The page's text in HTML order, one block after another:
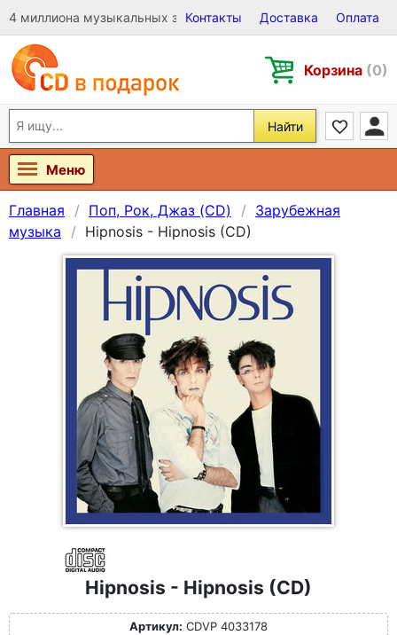
4 миллиона музыкальных записей на Виниле, CD и DVD
Контакты Доставка Оплата
Корзина (0)
Найти
Меню
Главная Поп, Рок, Джаз (CD)
Зарубежная
музыка
Hipnosis - Hipnosis (CD)
Hipnosis - Hipnosis (CD)
Артикул: CDVP 4033178